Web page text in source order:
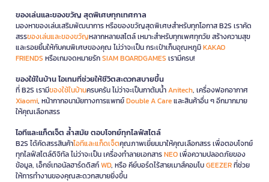
ของเล่นและของขวัญ สุดพิเศษทุกเทศกาล
มองหาของเล่นเสริมพัฒนาการ หรือของขวัญสุดพิเศษสำหรับทุกโอกาส B2S เราคัด
สรรของเล่นและของขวัญหลากหลายสไตล์ เหมาะสำหรับทุกเพศทุกวัย สร้างความสุข
และรอยยิ้มให้กับคนพิเศษของคุณ ไม่ว่าจะเป็น กระเป๋าเก็บอุณหภูมิKAKAO
FRIENDS หรือเกมจดหมายรักSIAM BOARDGAMES เรามีครบ!
ของใช้ในบ้าน ไอเทมที่ช่วยให้ชีวิตสะดวกสบายขึ้น
ที่ B2S เรามีของใช้ในบ้านครบครัน ไม่ว่าจะเป็นกาต้มน้ำAnitech, เครื่องฟอกอากาศ
Xiaomi, หน้ากากอนามัยทางการแพทย์Double A Careและสินค้าอื่น ๆ อีกมากมาย
ให้คุณเลือกสรร
ไอทีและแก็ดเจ็ต ล้ำสมัย ตอบโจทย์ทุกไลฟ์สไตล์
B2S ได้คัดสรรสินค้าไอทีและแก็ดเจ็ตคุณภาพเยี่ยมมาให้คุณเลือกสรร เพื่อตอบโจทย์
ทุกไลฟ์สไตล์ดิจิทัล ไม่ว่าจะเป็น เครื่องทำลายเอกสารNEOเพื่อความปลอดภัยของ
ข้อมูล, เอ็กซ์เทอนัลฮาร์ดดิสก์WD, หรือ คีย์บอร์ดไร้สายเมาส์คอมโบGEEZERที่ช่วย
ให้การทำงานของคุณสะดวกสบายยิ่งขึ้น